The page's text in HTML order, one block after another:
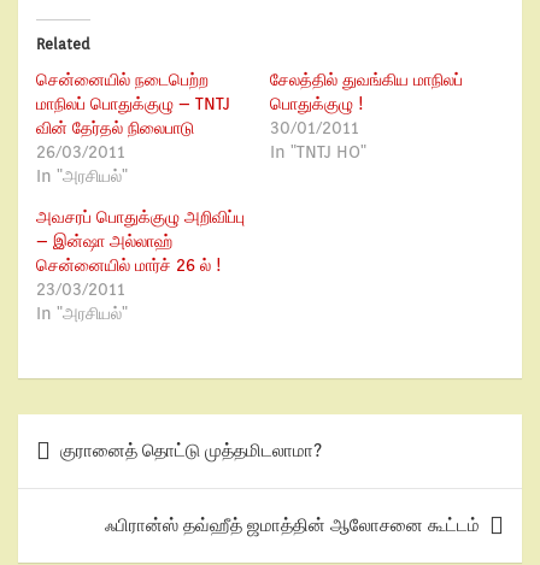
Related
சென்னையில் நடைபெற்ற
மாநிலப் பொதுக்குழு – TNTJ
வின் தேர்தல் நிலைபாடு
26/03/2011
In "அரசியல்"
சேலத்தில் துவங்கிய மாநிலப்
பொதுக்குழு !
30/01/2011
In "TNTJ HO"
அவசரப் பொதுக்குழு அறிவிப்பு
– இன்ஷா அல்லாஹ்
சென்னையில் மார்ச் 26 ல் !
23/03/2011
In "அரசியல்"
குரானைத் தொட்டு முத்தமிடலாமா?
ஃபிரான்ஸ் தவ்ஹீத் ஜமாத்தின் ஆலோசனை கூட்டம்